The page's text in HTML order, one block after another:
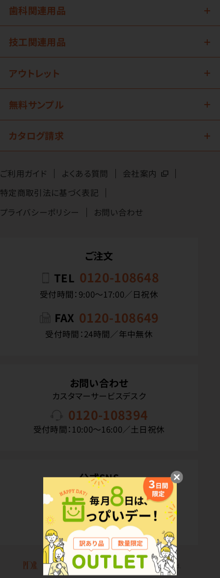
歯科関連用品
技工関連用品
アウトレット
無料サンプル
カタログ請求
ご利用ガイド よくある質問
会社案内
特定商取引法に基づく表記
プライバシーポリシー
お問い合わせ
ご注文
TEL 0120-108648
受付時間：9:00〜17:00／日祝休
FAX 0120-108649
受付時間：24時間／年中無休
お問い合わせ
カスタマーサービスデスク
0120-108394
受付時間：10:00〜16:00／土日祝休
公式SNS
Copyright(C) P.D.R. Co.,Ltd. All Rights Reserved.